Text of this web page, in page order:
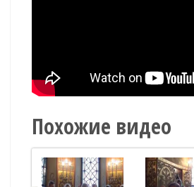
Похожие видео